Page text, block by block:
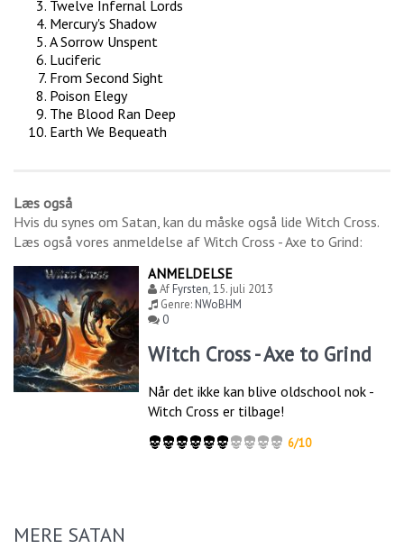
Twelve Infernal Lords
Mercury's Shadow
A Sorrow Unspent
Luciferic
From Second Sight
Poison Elegy
The Blood Ran Deep
Earth We Bequeath
Læs også
Hvis du synes om Satan, kan du måske også lide Witch Cross.
Læs også vores anmeldelse af Witch Cross - Axe to Grind:
ANMELDELSE
AfFyrsten,15. juli 2013
Genre:NWoBHM
0
Witch Cross - Axe to Grind
Når det ikke kan blive oldschool nok -
Witch Cross er tilbage!
6/10
MERE SATAN